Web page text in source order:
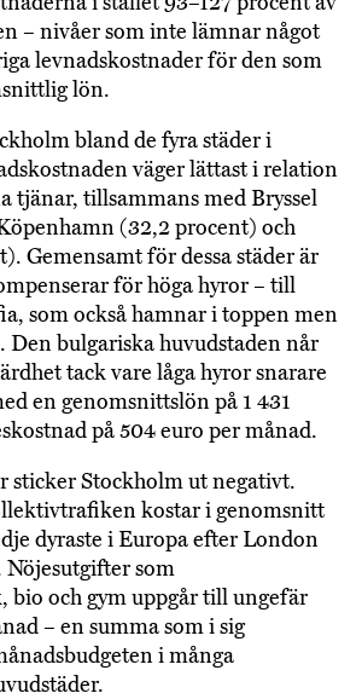
– nivåer som inte lämnar något
levnadskostnader för den som
lön.
bland de fyra städer i
väger lättast i relation
tjänar, tillsammans med Bryssel
(32,2 procent) och
Gemensamt för dessa städer är
för höga hyror – till
som också hamnar i toppen men
Den bulgariska huvudstaden når
tack vare låga hyror snarare
en genomsnittslön på 1 431
på 504 euro per månad.
sticker Stockholm ut negativt.
kostar i genomsnitt
dyraste i Europa efter London
som
bio och gym uppgår till ungefär
– en summa som i sig
i många